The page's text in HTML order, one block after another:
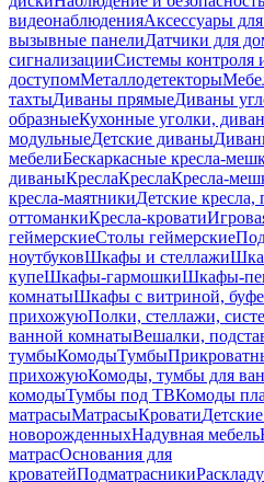
видеонаблюденияАксессуары
вызывные панелиДатчики для
сигнализацииСистемы контроля
доступомМеталлодетекторы
тахтыДиваны прямыеДиваны
образныеКухонные уголки,
модульныеДетские диваны
мебелиБескаркасные кресла-
диваныКреслаКреслаКресла-
кресла-маятникиДетские
оттоманкиКресла-кровати
геймерскиеСтолы геймерские
ноутбуковШкафы и стеллажи
купеШкафы-гармошкиШкафы-
комнатыШкафы с витриной,
прихожуюПолки, стеллажи,
ванной комнатыВешалки,
тумбыКомодыТумбы
прихожуюКомоды, тумбы для
комодыТумбы под ТВКомоды
матрасыМатрасыКровати
новорожденныхНадувная мебель
матрасОснования для
кроватейПодматрасники